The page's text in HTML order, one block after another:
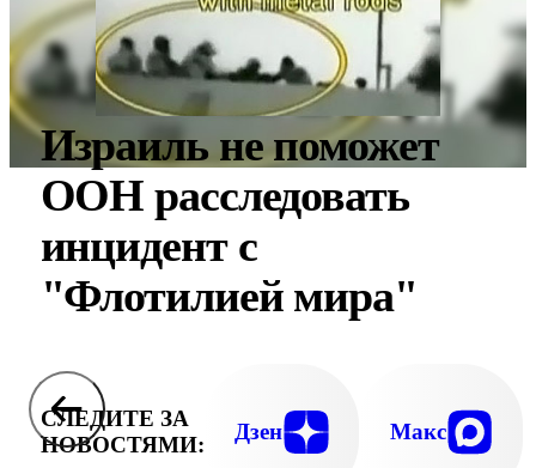
Израиль не поможет
ООН расследовать
инцидент с
"Флотилией мира"
СЛЕДИТЕ ЗА
НОВОСТЯМИ:
Дзен Макс